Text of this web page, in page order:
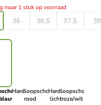
maar 1 stuk op voorraad
36 36,5 37,5 38
Hardloopschoenen
rood
Hardloopschoenen
lichtroze/wit